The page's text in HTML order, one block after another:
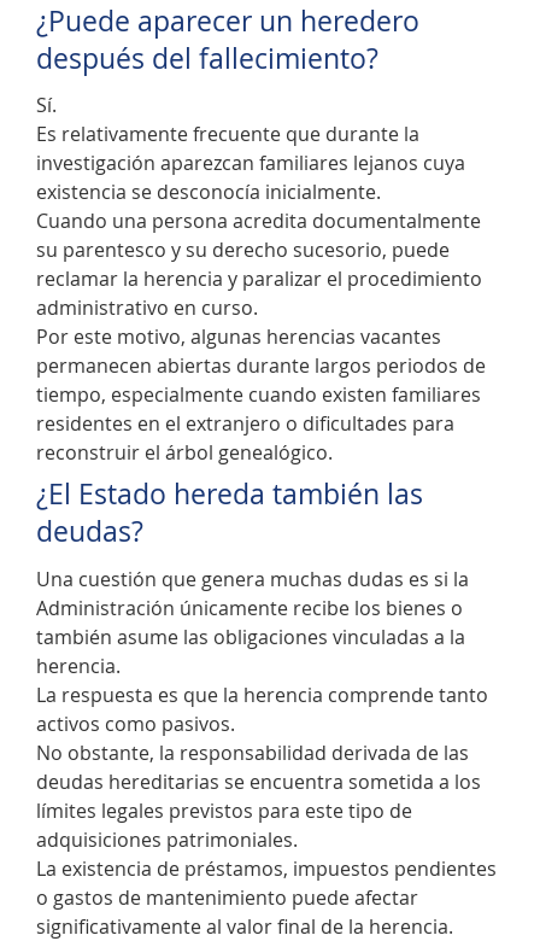
¿Puede aparecer un heredero
después del fallecimiento?
Sí.
Es relativamente frecuente que durante la
investigación aparezcan familiares lejanos cuya
existencia se desconocía inicialmente.
Cuando una persona acredita documentalmente
su parentesco y su derecho sucesorio, puede
reclamar la herencia y paralizar el procedimiento
administrativo en curso.
Por este motivo, algunas herencias vacantes
permanecen abiertas durante largos periodos de
tiempo, especialmente cuando existen familiares
residentes en el extranjero o dificultades para
reconstruir el árbol genealógico.
¿El Estado hereda también las
deudas?
Una cuestión que genera muchas dudas es si la
Administración únicamente recibe los bienes o
también asume las obligaciones vinculadas a la
herencia.
La respuesta es que la herencia comprende tanto
activos como pasivos.
No obstante, la responsabilidad derivada de las
deudas hereditarias se encuentra sometida a los
límites legales previstos para este tipo de
adquisiciones patrimoniales.
La existencia de préstamos, impuestos pendientes
o gastos de mantenimiento puede afectar
significativamente al valor final de la herencia.